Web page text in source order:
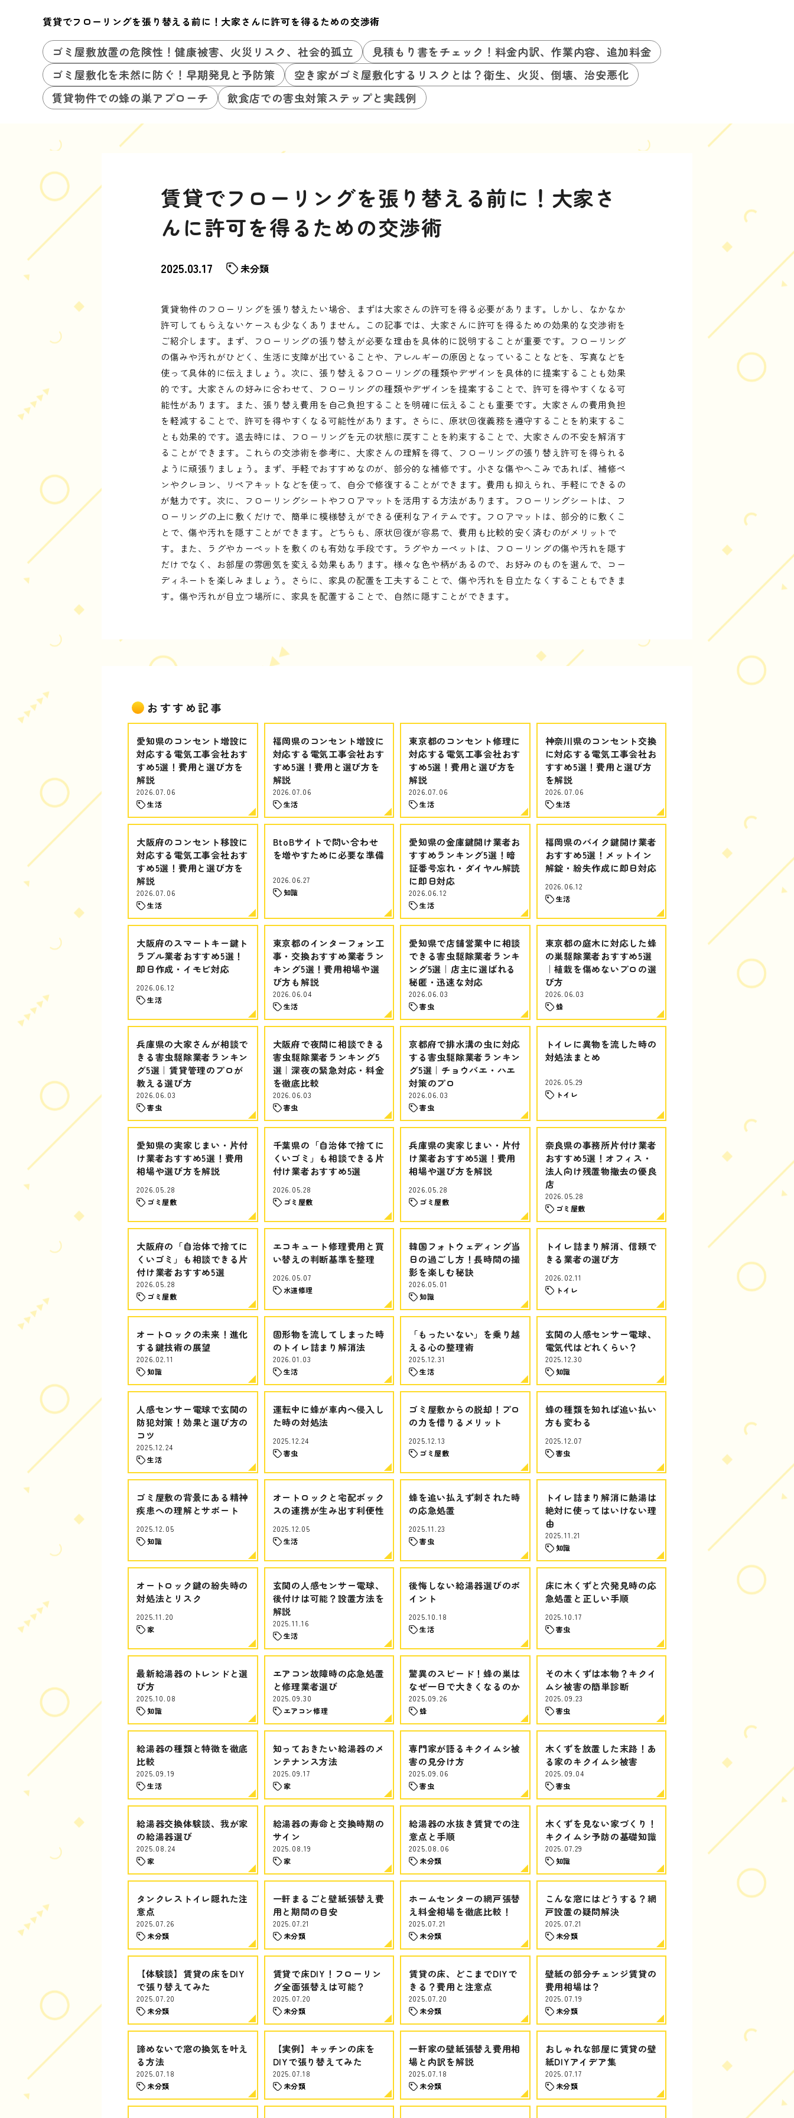
賃貸でフローリングを張り替える前に！大家さんに許可を得るための交渉術
ゴミ屋敷放置の危険性！健康被害、火災リスク、社会的孤立
見積もり書をチェック！料金内訳、作業内容、追加料金
ゴミ屋敷化を未然に防ぐ！早期発見と予防策
空き家がゴミ屋敷化するリスクとは？衛生、火災、倒壊、治安悪化
賃貸物件での蜂の巣アプローチ
飲食店での害虫対策ステップと実践例
賃貸でフローリングを張り替える前に！大家さ
んに許可を得るための交渉術
2025.03.17 未分類
賃貸物件のフローリングを張り替えたい場合、まずは大家さんの許可を得る必要があります。しかし、なかなか
許可してもらえないケースも少なくありません。この記事では、大家さんに許可を得るための効果的な交渉術を
ご紹介します。まず、フローリングの張り替えが必要な理由を具体的に説明することが重要です。フローリング
の傷みや汚れがひどく、生活に支障が出ていることや、アレルギーの原因となっていることなどを、写真などを
使って具体的に伝えましょう。次に、張り替えるフローリングの種類やデザインを具体的に提案することも効果
的です。大家さんの好みに合わせて、フローリングの種類やデザインを提案することで、許可を得やすくなる可
能性があります。また、張り替え費用を自己負担することを明確に伝えることも重要です。大家さんの費用負担
を軽減することで、許可を得やすくなる可能性があります。さらに、原状回復義務を遵守することを約束するこ
とも効果的です。退去時には、フローリングを元の状態に戻すことを約束することで、大家さんの不安を解消す
ることができます。これらの交渉術を参考に、大家さんの理解を得て、フローリングの張り替え許可を得られる
ように頑張りましょう。まず、手軽でおすすめなのが、部分的な補修です。小さな傷やへこみであれば、補修ペ
ンやクレヨン、リペアキットなどを使って、自分で修復することができます。費用も抑えられ、手軽にできるの
が魅力です。次に、フローリングシートやフロアマットを活用する方法があります。フローリングシートは、フ
ローリングの上に敷くだけで、簡単に模様替えができる便利なアイテムです。フロアマットは、部分的に敷くこ
とで、傷や汚れを隠すことができます。どちらも、原状回復が容易で、費用も比較的安く済むのがメリットで
す。また、ラグやカーペットを敷くのも有効な手段です。ラグやカーペットは、フローリングの傷や汚れを隠す
だけでなく、お部屋の雰囲気を変える効果もあります。様々な色や柄があるので、お好みのものを選んで、コー
ディネートを楽しみましょう。さらに、家具の配置を工夫することで、傷や汚れを目立たなくすることもできま
す。傷や汚れが目立つ場所に、家具を配置することで、自然に隠すことができます。
おすすめ記事
愛知県のコンセント増設に
対応する電気工事会社おす
すめ5選！費用と選び方を
解説
2026.07.06
生活
福岡県のコンセント増設に
対応する電気工事会社おす
すめ5選！費用と選び方を
解説
2026.07.06
生活
東京都のコンセント修理に
対応する電気工事会社おす
すめ5選！費用と選び方を
解説
2026.07.06
生活
神奈川県のコンセント交換
に対応する電気工事会社お
すすめ5選！費用と選び方
を解説
2026.07.06
生活
大阪府のコンセント移設に
対応する電気工事会社おす
すめ5選！費用と選び方を
解説
2026.07.06
生活
BtoBサイトで問い合わせ
を増やすために必要な準備
2026.06.27
知識
愛知県の金庫鍵開け業者お
すすめランキング5選！暗
証番号忘れ・ダイヤル解読
に即日対応
2026.06.12
生活
福岡県のバイク鍵開け業者
おすすめ5選！メットイン
解錠・紛失作成に即日対応
2026.06.12
生活
大阪府のスマートキー鍵ト
ラブル業者おすすめ5選！
即日作成・イモビ対応
2026.06.12
生活
東京都のインターフォン工
事・交換おすすめ業者ラン
キング5選！費用相場や選
び方も解説
2026.06.04
生活
愛知県で店舗営業中に相談
できる害虫駆除業者ランキ
ング5選｜店主に選ばれる
秘匿・迅速な対応
2026.06.03
害虫
東京都の庭木に対応した蜂
の巣駆除業者おすすめ5選
｜植栽を傷めないプロの選
び方
2026.06.03
蜂
兵庫県の大家さんが相談で
きる害虫駆除業者ランキン
グ5選｜賃貸管理のプロが
教える選び方
2026.06.03
害虫
大阪府で夜間に相談できる
害虫駆除業者ランキング5
選｜深夜の緊急対応・料金
を徹底比較
2026.06.03
害虫
京都府で排水溝の虫に対応
する害虫駆除業者ランキン
グ5選｜チョウバエ・ハエ
対策のプロ
2026.06.03
害虫
トイレに異物を流した時の
対処法まとめ
2026.05.29
トイレ
愛知県の実家じまい・片付
け業者おすすめ5選！費用
相場や選び方を解説
2026.05.28
ゴミ屋敷
千葉県の「自治体で捨てに
くいゴミ」も相談できる片
付け業者おすすめ5選
2026.05.28
ゴミ屋敷
兵庫県の実家じまい・片付
け業者おすすめ5選！費用
相場や選び方を解説
2026.05.28
ゴミ屋敷
奈良県の事務所片付け業者
おすすめ5選！オフィス・
法人向け残置物撤去の優良
店
2026.05.28
ゴミ屋敷
大阪府の「自治体で捨てに
くいゴミ」も相談できる片
付け業者おすすめ5選
2026.05.28
ゴミ屋敷
エコキュート修理費用と買
い替えの判断基準を整理
2026.05.07
水道修理
韓国フォトウェディング当
日の過ごし方！長時間の撮
影を楽しむ秘訣
2026.05.01
知識
トイレ詰まり解消、信頼で
きる業者の選び方
2026.02.11
トイレ
オートロックの未来！進化
する鍵技術の展望
2026.02.11
知識
固形物を流してしまった時
のトイレ詰まり解消法
2026.01.03
生活
「もったいない」を乗り越
える心の整理術
2025.12.31
生活
玄関の人感センサー電球、
電気代はどれくらい？
2025.12.30
知識
人感センサー電球で玄関の
防犯対策！効果と選び方の
コツ
2025.12.24
生活
運転中に蜂が車内へ侵入し
た時の対処法
2025.12.24
害虫
ゴミ屋敷からの脱却！プロ
の力を借りるメリット
2025.12.13
ゴミ屋敷
蜂の種類を知れば追い払い
方も変わる
2025.12.07
害虫
ゴミ屋敷の背景にある精神
疾患への理解とサポート
2025.12.05
知識
オートロックと宅配ボック
スの連携が生み出す利便性
2025.12.05
生活
蜂を追い払えず刺された時
の応急処置
2025.11.23
害虫
トイレ詰まり解消に熱湯は
絶対に使ってはいけない理
由
2025.11.21
知識
オートロック鍵の紛失時の
対処法とリスク
2025.11.20
家
玄関の人感センサー電球、
後付けは可能？設置方法を
解説
2025.11.16
生活
後悔しない給湯器選びのポ
イント
2025.10.18
生活
床に木くずと穴発見時の応
急処置と正しい手順
2025.10.17
害虫
最新給湯器のトレンドと選
び方
2025.10.08
知識
エアコン故障時の応急処置
と修理業者選び
2025.09.30
エアコン修理
驚異のスピード！蜂の巣は
なぜ一日で大きくなるのか
2025.09.26
蜂
その木くずは本物？キクイ
ムシ被害の簡単診断
2025.09.23
害虫
給湯器の種類と特徴を徹底
比較
2025.09.19
生活
知っておきたい給湯器のメ
ンテナンス方法
2025.09.17
家
専門家が語るキクイムシ被
害の見分け方
2025.09.06
害虫
木くずを放置した末路！あ
る家のキクイムシ被害
2025.09.04
害虫
給湯器交換体験談、我が家
の給湯器選び
2025.08.24
家
給湯器の寿命と交換時期の
サイン
2025.08.19
家
給湯器の水抜き賃貸での注
意点と手順
2025.08.06
未分類
木くずを見ない家づくり！
キクイムシ予防の基礎知識
2025.07.29
知識
タンクレストイレ隠れた注
意点
2025.07.26
未分類
一軒まるごと壁紙張替え費
用と期間の目安
2025.07.21
未分類
ホームセンターの網戸張替
え料金相場を徹底比較！
2025.07.21
未分類
こんな窓にはどうする？網
戸設置の疑問解決
2025.07.21
未分類
【体験談】賃貸の床をDIY
で張り替えてみた
2025.07.20
未分類
賃貸で床DIY！フローリン
グ全面張替えは可能？
2025.07.20
未分類
賃貸の床、どこまでDIYで
きる？費用と注意点
2025.07.20
未分類
壁紙の部分チェンジ賃貸の
費用相場は？
2025.07.19
未分類
諦めないで窓の換気を叶え
る方法
2025.07.18
未分類
【実例】キッチンの床を
DIYで張り替えてみた
2025.07.18
未分類
一軒家の壁紙張替え費用相
場と内訳を解説
2025.07.18
未分類
おしゃれな部屋に賃貸の壁
紙DIYアイデア集
2025.07.17
未分類